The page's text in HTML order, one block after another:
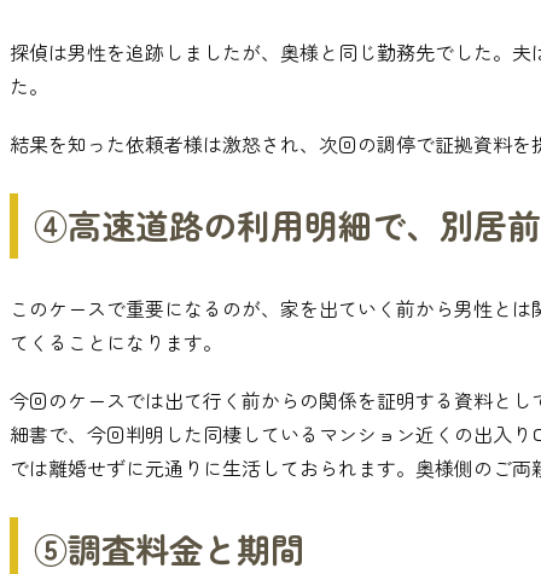
探偵は男性を追跡しましたが、 奥様と同じ勤務先でした。 夫
た。
結果を知った依頼者様は激怒され、 次回の調停で証拠資料を
④高速道路の利用明細で、 別居
このケースで重要になるのが、 家を出ていく前から男性と
てくることになります。
今回のケースでは出て行く前からの関係を証明する資料とし
細書で、 今回判明した同棲しているマンション近くの出入
では離婚せずに元通りに生活しておられます。 奥様側のご両
⑤調査料金と期間